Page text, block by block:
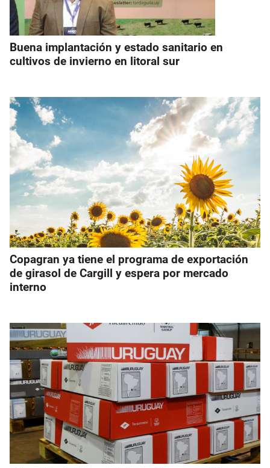
Buena implantación y estado sanitario en
cultivos de invierno en litoral sur
Copagran ya tiene el programa de exportación
de girasol de Cargill y espera por mercado
interno